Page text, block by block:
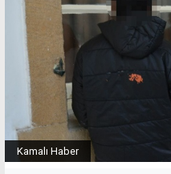
Kamalı Haber